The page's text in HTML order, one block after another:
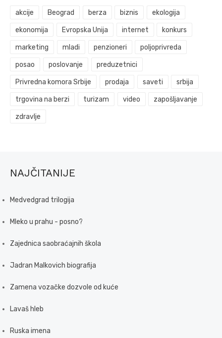
akcije Beograd berza biznis ekologija
ekonomija Evropska Unija internet konkurs
marketing mladi penzioneri poljoprivreda
posao poslovanje preduzetnici
Privredna komora Srbije prodaja saveti srbija
trgovina na berzi turizam video zapošljavanje
zdravlje
NAJČITANIJE
Medvedgrad trilogija
Mleko u prahu - posno?
Zajednica saobraćajnih škola
Jadran Malkovich biografija
Zamena vozačke dozvole od kuće
Lavaš hleb
Ruska imena